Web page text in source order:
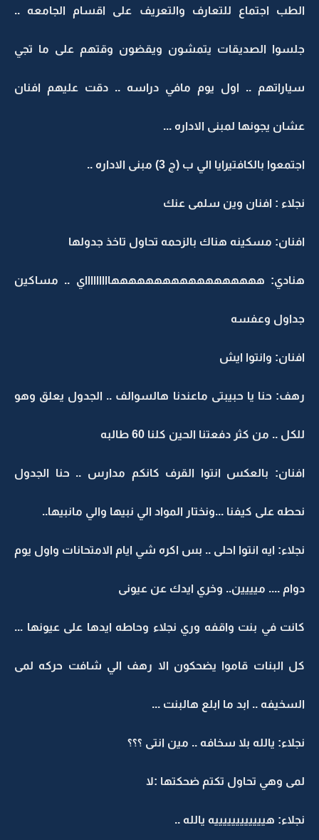
الطب اجتماع للتعارف والتعريف على اقسام الجامعه ..
جلسوا الصديقات يتمشون ويقضون وقتهم على ما تجي
سياراتهم .. اول يوم مافي دراسه .. دقت عليهم افنان
عشان يجونها لمبنى الاداره ...
اجتمعوا بالكافتيرايا الي ب (ج 3) مبنى الاداره ..
نجلاء : افنان وين سلمى عنك
افنان: مسكينه هناك بالزحمه تحاول تاخذ جدولها
هنادي: ههههههههههههههههههاااااااااي .. مساكين
جداول وعفسه
افنان: وانتوا ايش
رهف: حنا يا حبيبتى ماعندنا هالسوالف .. الجدول يعلق وهو
للكل .. من كثر دفعتنا الحين كلنا 60 طالبه
افنان: بالعكس انتوا القرف كانكم مدارس .. حنا الجدول
نحطه على كيفنا ...ونختار المواد الي نبيها والي مانبيها..
نجلاء: ايه انتوا احلى .. بس اكره شي ايام الامتحانات واول يوم
دوام .... ميييين.. وخري ايدك عن عيونى
كانت في بنت واقفه وري نجلاء وحاطه ايدها على عيونها ...
كل البنات قاموا يضحكون الا رهف الي شافت حركه لمى
السخيفه .. ابد ما ابلع هالبنت ...
نجلاء: يالله بلا سخافه .. مين انتى ؟؟؟
لمى وهي تحاول تكتم ضحكتها :لا
نجلاء: هييييييييييييه يالله ..